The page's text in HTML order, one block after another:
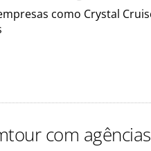
como Crystal
com